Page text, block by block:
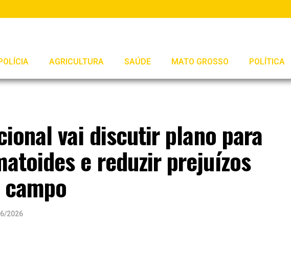
AGRICULTURA SAÚDE MATO GROSSO POLÍTICA
vai discutir plano para
e reduzir prejuízos
2026